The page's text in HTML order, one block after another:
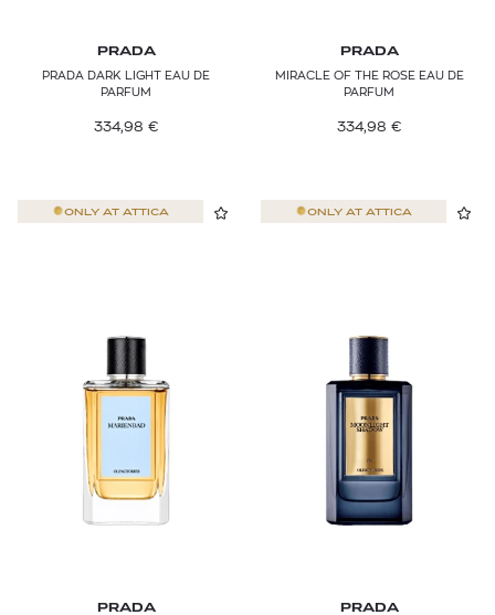
PRADA
PRADA DARK LIGHT EAU DE
PARFUM
334,98 €
PRADA
MIRACLE OF THE ROSE EAU DE
PARFUM
334,98 €
ONLY AT ATTICA
PRADA
ONLY AT ATTICA
PRADA